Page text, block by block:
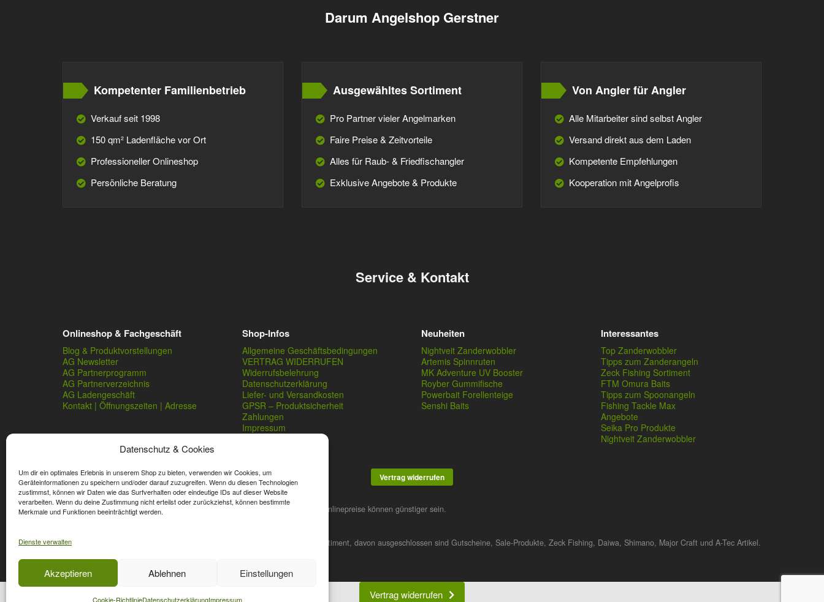
Datenschutz & Cookies
Um dir ein optimales Erlebnis in unserem Shop zu bieten, verwenden wir Cookies, um
Geräteinformationen zu speichern und/oder darauf zuzugreifen. Wenn du diesen Technologien
zustimmst, können wir Daten wie das Surfverhalten oder eindeutige IDs auf dieser Website
verarbeiten. Wenn du deine Zustimmung nicht erteilst oder zurückziehst, können bestimmte
Merkmale und Funktionen beeinträchtigt werden.
Dienste verwalten
Akzeptieren Ablehnen Einstellungen
Cookie-RichtlinieDatenschutzerklärungImpressum
Darum Angelshop Gerstner
Kompetenter Familienbetrieb
Verkauf seit 1998
150 qm² Ladenfläche vor Ort
Professioneller Onlineshop
Persönliche Beratung
Ausgewähltes Sortiment
Pro Partner vieler Angelmarken
Faire Preise & Zeitvorteile
Alles für Raub- & Friedfischangler
Exklusive Angebote & Produkte
Von Angler für Angler
Alle Mitarbeiter sind selbst Angler
Versand direkt aus dem Laden
Kompetente Empfehlungen
Kooperation mit Angelprofis
Service & Kontakt
Onlineshop & Fachgeschäft
Blog & Produktvorstellungen
AG Newsletter
AG Partnerprogramm
AG Partnerverzeichnis
AG Ladengeschäft
Kontakt | Öffnungszeiten | Adresse
Shop-Infos
Allgemeine Geschäftsbedingungen
VERTRAG WIDERRUFEN
Widerrufsbelehrung
Datenschutzerklärung
Liefer- und Versandkosten
GPSR – Produktsicherheit
Zahlungen
Impressum
Neuheiten
Nightveit Zanderwobbler
Artemis Spinnruten
MK Adventure UV Booster
Royber Gummifische
Powerbait Forellenteige
Senshi Baits
Interessantes
Top Zanderwobbler
Tipps zum Zanderangeln
Zeck Fishing Sortiment
FTM Omura Baits
Tipps zum Spoonangeln
Fishing Tackle Max
Angebote
Seika Pro Produkte
Nightveit Zanderwobbler
Vertrag widerrufen
* Streichpreise sind reguläre Ladenpreise von Angelshop Gerstner. Unsere Onlinepreise können günstiger sein.
Affiliate, Partner Rabatt-Codes und Aktionscodes gelten für das gesamte Sortiment, davon ausgeschlossen sind Gutscheine, Sale-Produkte, Zeck Fishing, Daiwa, Shimano, Major Craft und A-Tec Artikel.
Vertrag widerrufen